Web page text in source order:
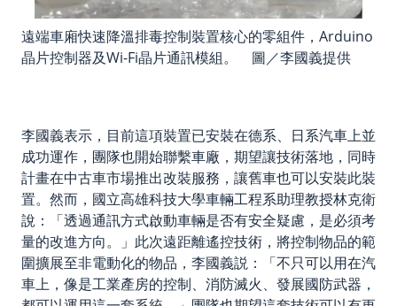
遠端車廂快速降溫排毒控制裝置核心的零組件，Arduino
晶片控制器及Wi-Fi晶片通訊模組。 圖／李國義提供
李國義表示，目前這項裝置已安裝在德系、日系汽車上並
成功運作，團隊也開始聯繫車廠，期望讓技術落地，同時
計畫在中古車市場推出改裝服務，讓舊車也可以安裝此裝
置。然而，國立高雄科技大學車輛工程系助理教授林克衛
說：「透過通訊方式啟動車輛是否有安全疑慮，是必須考
量的改進方向。」此次遠距離遙控技術，將控制物品的範
圍擴展至非電動化的物品，李國義説：「不只可以用在汽
車上，像是工業產房的控制、消防滅火、發展國防武器，